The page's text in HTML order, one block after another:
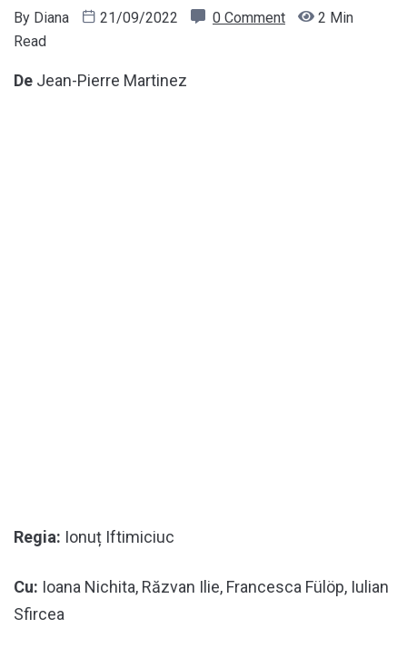
By Diana 21/09/2022 0 Comment
2 Min
Read
De Jean-Pierre Martinez
Regia: Ionuț Iftimiciuc
Cu: Ioana Nichita, Răzvan Ilie, Francesca Fülöp, Iulian
Sfircea